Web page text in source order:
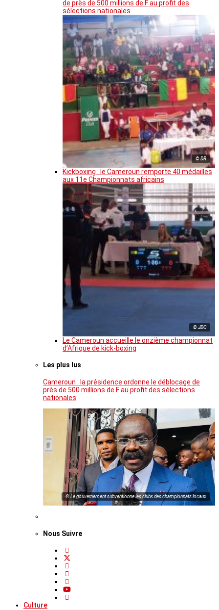
de près de 500 millions de F au profit des
sélections nationales
© DR
Kickboxing : le Cameroun remporte 40 médailles
aux 11e Championnats africains
© JDC
Le Cameroun accueille le onzième championnat
d’Afrique de kick-boxing
Les plus lus
Cameroun : la présidence ordonne le déblocage de
près de 500 millions de F au profit des sélections
nationales
© Le gouvernement subventionne les clubs des championnats locaux
Nous Suivre
Culture